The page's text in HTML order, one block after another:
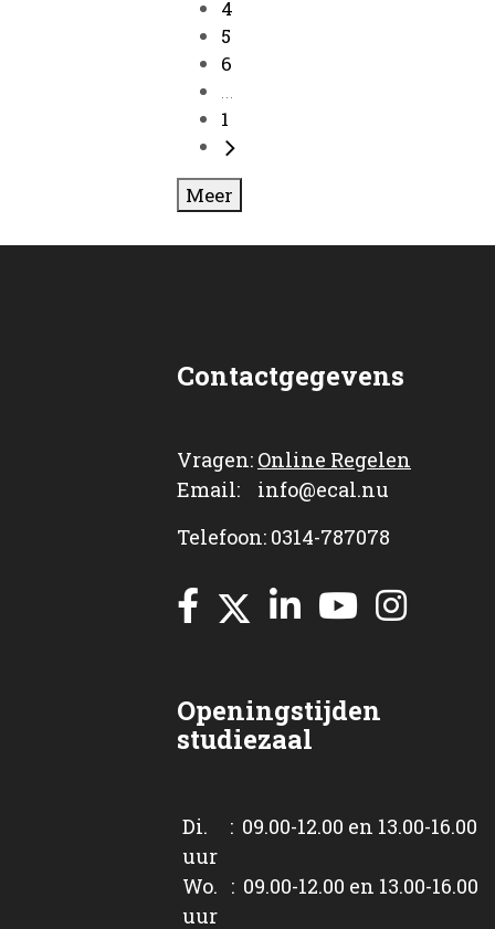
4
5
6
...
1
Meer
Contactgegevens
Vragen: Online Regelen
Email: info@ecal.nu
Telefoon: 0314-787078
Openingstijden
studiezaal
Di. : 09.00-12.00 en 13.00-16.00
uur
Wo. : 09.00-12.00 en 13.00-16.00
uur